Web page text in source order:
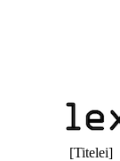
[Titelei]